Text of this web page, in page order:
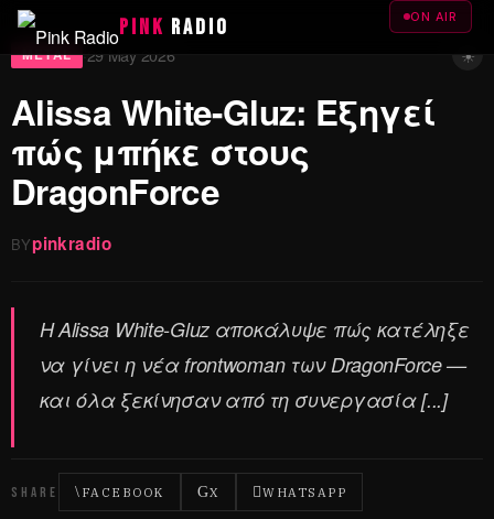
PINK RADIO ON AIR
METAL ·29 May 2026 ☀
Alissa White-Gluz: Εξηγεί
πώς μπήκε στους
DragonForce
BYpinkradio
Η Alissa White-Gluz αποκάλυψε πώς κατέληξε
να γίνει η νέα frontwoman των DragonForce —
και όλα ξεκίνησαν από τη συνεργασία [...]
SHARE FACEBOOK X WHATSAPP